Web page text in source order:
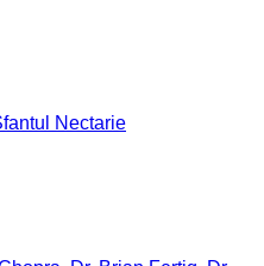
Nectarie